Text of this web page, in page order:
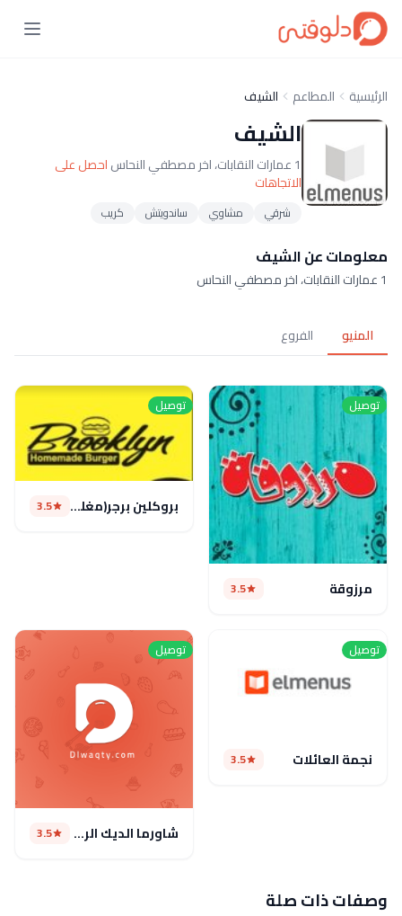
الرئيسية المطاعم الشيف
الشيف
1 عمارات النقابات، اخر مصطفي النحاس احصل على
الاتجاهات
شرقي مشاوي ساندويتش كريب
معلومات عن الشيف
1 عمارات النقابات، اخر مصطفي النحاس
المنيو الفروع
توصيل
مرزوقة 3.5
توصيل
بروكلين برجر(مغلق مؤقتا) 3.5
توصيل
نجمة العائلات 3.5
توصيل
شاورما الديك الرومي(مغلق ) 3.5
وصفات ذات صلة